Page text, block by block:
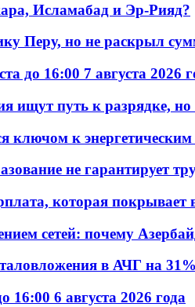
Исламабад и Эр-Рияд?
Перу, но не раскрыл
до 16:00 7 августа 2026
ищут путь к разрядке,
ключом к
не гарантирует
которая покрывает
сетей: почему
в АЧГ на
16:00 6 августа 2026 года